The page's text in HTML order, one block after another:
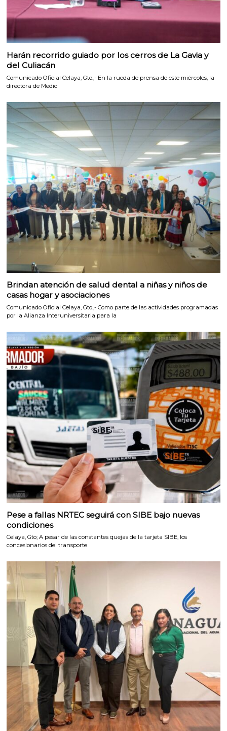
Harán recorrido guiado por los cerros de La Gavia y
del Culiacán
Comunicado Oficial Celaya, Gto.,- En la rueda de prensa de este miércoles, la
directora de Medio
Brindan atención de salud dental a niñas y niños de
casas hogar y asociaciones
Comunicado Oficial Celaya, Gto.,- Como parte de las actividades programadas
por la Alianza Interuniversitaria para la
Pese a fallas NRTEC seguirá con SIBE bajo nuevas
condiciones
Celaya, Gto; A pesar de las constantes quejas de la tarjeta SIBE, los
concesionarios del transporte